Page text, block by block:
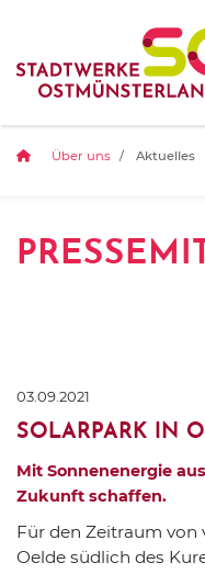
Über uns Aktuelles
03.09.2021
SOLARPARK IN
Mit Sonnenenergie
Zukunft schaffen.
Für den Zeitraum von
Oelde südlich des